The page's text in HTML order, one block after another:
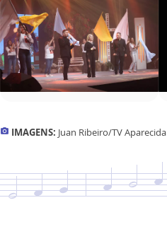
photo_camera IMAGENS: Juan Ribeiro/TV Aparecida